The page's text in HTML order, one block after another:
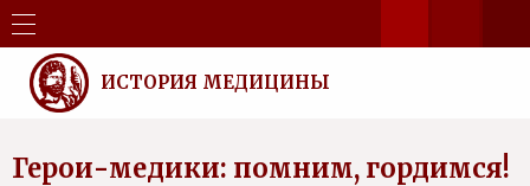
ИСТОРИЯ МЕДИЦИНЫ
Герои-медики: помним, гордимся!